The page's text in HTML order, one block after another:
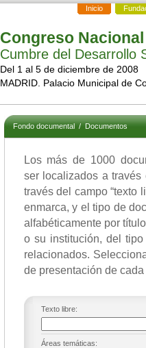
Inicio
Congreso
Cumbre del Desarrollo
Del 1 al 5 de diciembre de 2008
MADRID. Palacio Municipal de
Fondo documental/Documentos
Los más de 1000
ser localizados a
través del campo “texto
enmarca, y el tipo de
alfabéticamente por
o su institución, del
relacionados.
de presentación de
Texto libre:
Áreas temáticas: